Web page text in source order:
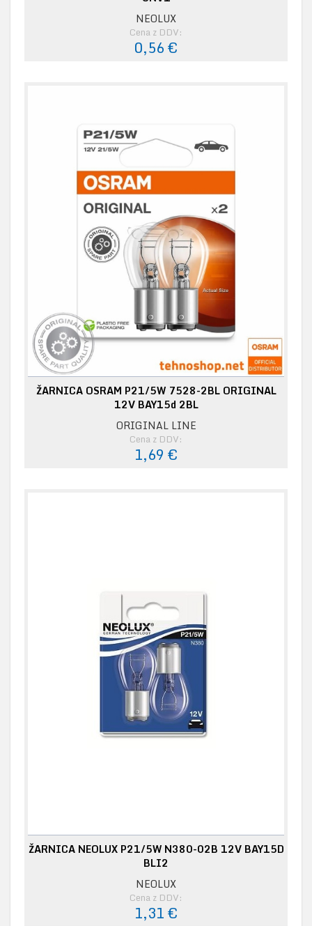
NEOLUX
Cena z DDV:
0,56 €
ŽARNICA OSRAM P21/5W 7528-2BL ORIGINAL
12V BAY15d 2BL
ORIGINAL LINE
Cena z DDV:
1,69 €
ŽARNICA NEOLUX P21/5W N380-02B 12V BAY15D
BLI2
NEOLUX
Cena z DDV:
1,31 €